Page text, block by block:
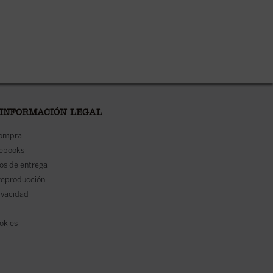
LEGAL
de entrega